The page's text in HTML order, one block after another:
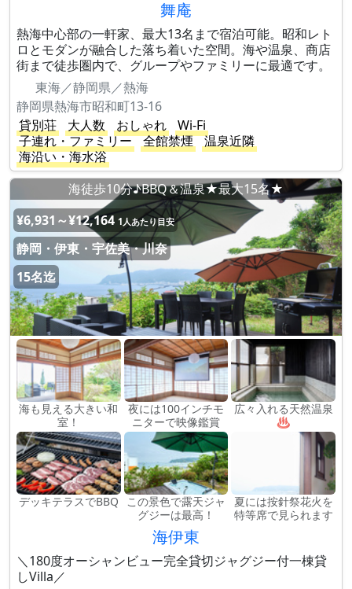
舞庵
熱海中心部の一軒家、最大13名まで宿泊可能。昭和レト
ロとモダンが融合した落ち着いた空間。海や温泉、商店
街まで徒歩圏内で、グループやファミリーに最適です。
東海／静岡県／熱海
静岡県熱海市昭和町13-16
貸別荘
大人数 おしゃれ
Wi-Fi
子連れ・ファミリー
全館禁煙
温泉近隣
海沿い・海水浴
海徒歩10分♪BBQ＆温泉★最大15名★
¥6,931～¥12,164 1人あたり目安
静岡・伊東・宇佐美・川奈
15名迄
海も見える大きい和
室！
夜には100インチモ
ニターで映像鑑賞
広々入れる天然温泉
♨
デッキテラスでBBQ
この景色で露天ジャ
グジーは最高！
夏には按針祭花火を
特等席で見られます
海伊東
＼180度オーシャンビュー完全貸切ジャグジー付一棟貸
しVilla／